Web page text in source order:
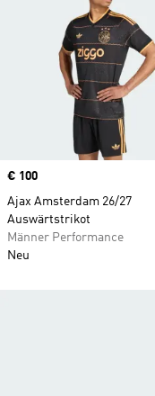
Price
€ 100
Ajax Amsterdam 26/27
Auswärtstrikot
Männer Performance
Neu